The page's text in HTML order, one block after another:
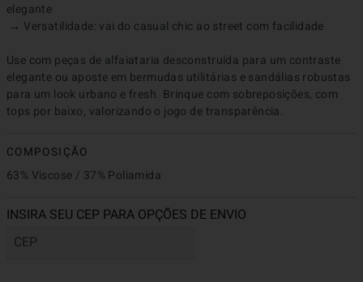
elegante
Use com peças de alfaiataria desconstruída para um contraste
elegante ou aposte em bermudas utilitárias e sandálias robustas
para um look urbano e fresh. Brinque com sobreposições, com
tops por baixo, valorizando o jogo de transparência.
COMPOSIÇÃO
63% Viscose / 37% Poliamida